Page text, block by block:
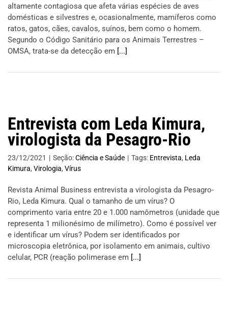
altamente contagiosa que afeta várias espécies de aves
domésticas e silvestres e, ocasionalmente, mamíferos como
ratos, gatos, cães, cavalos, suínos, bem como o homem.
Segundo o Código Sanitário para os Animais Terrestres –
OMSA, trata-se da detecção em [...]
Entrevista com Leda Kimura,
virologista da Pesagro-Rio
23/12/2021 | Seção:Ciência e Saúde | Tags: Entrevista, Leda
Kimura, Virologia, Vírus
Revista Animal Business entrevista a virologista da Pesagro-
Rio, Leda Kimura. Qual o tamanho de um vírus? O
comprimento varia entre 20 e 1.000 namômetros (unidade que
representa 1 milionésimo de milímetro). Como é possível ver
e identificar um vírus? Podem ser identificados por
microscopia eletrônica, por isolamento em animais, cultivo
celular, PCR (reação polimerase em [...]